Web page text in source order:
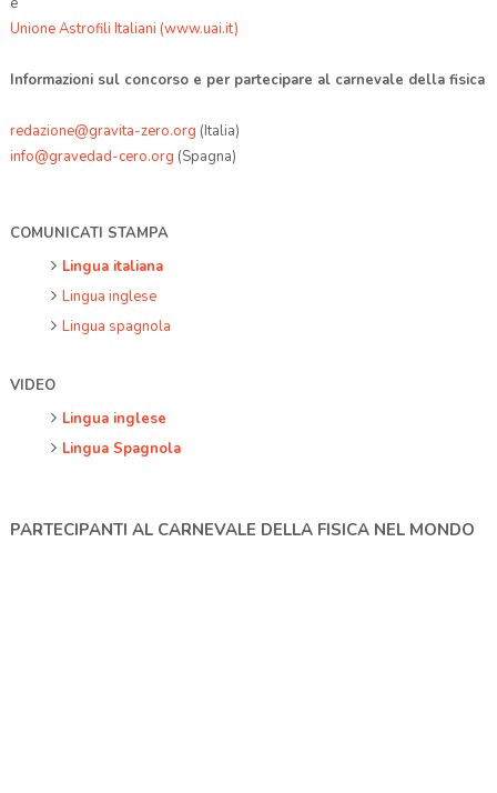
Unione Astrofili Italiani (www.uai.it)
Informazioni sul concorso e per partecipare al carnevale della fisica
redazione@gravita-zero.org (Italia)
info@gravedad-cero.org (Spagna)
COMUNICATI STAMPA
Lingua italiana
Lingua inglese
Lingua spagnola
VIDEO
Lingua inglese
Lingua Spagnola
PARTECIPANTI AL CARNEVALE DELLA FISICA NEL MONDO